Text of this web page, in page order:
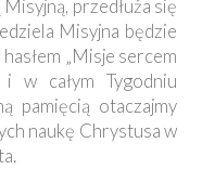
przedłuża się
Misyjna będzie
„Misje sercem
i w całym Tygodniu
pamięcią otaczajmy
naukę Chrystusa w